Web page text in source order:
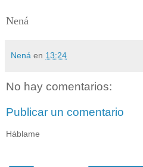
Nená
Nená en 13:24
No hay comentarios:
Publicar un comentario
Háblame